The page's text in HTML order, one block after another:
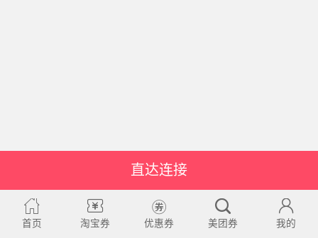
直达连接
首页 淘宝券 优惠券 美团券 我的